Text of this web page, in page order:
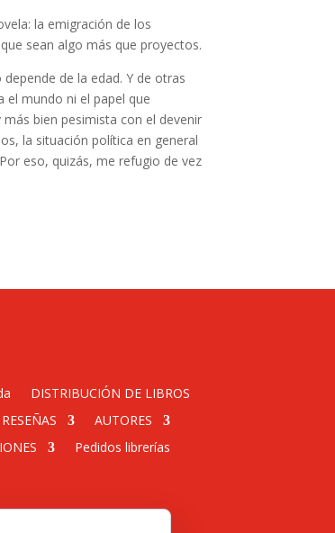
la emigración de los
sean algo más que proyectos.
de la edad. Y de otras
mundo ni el papel que
bien pesimista con el devenir
la situación política en general
eso, quizás, me refugio de vez
DISTRIBUCIÓN DE LIBROS
RESEÑAS
AUTORES
Pedidos librerías